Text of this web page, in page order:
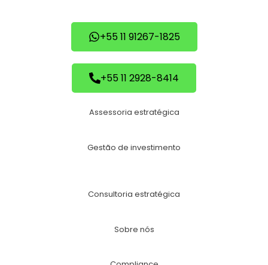
+55 11 91267-1825
+55 11 2928-8414
Assessoria estratégica
Gestão de investimento
Consultoria estratégica
Sobre nós